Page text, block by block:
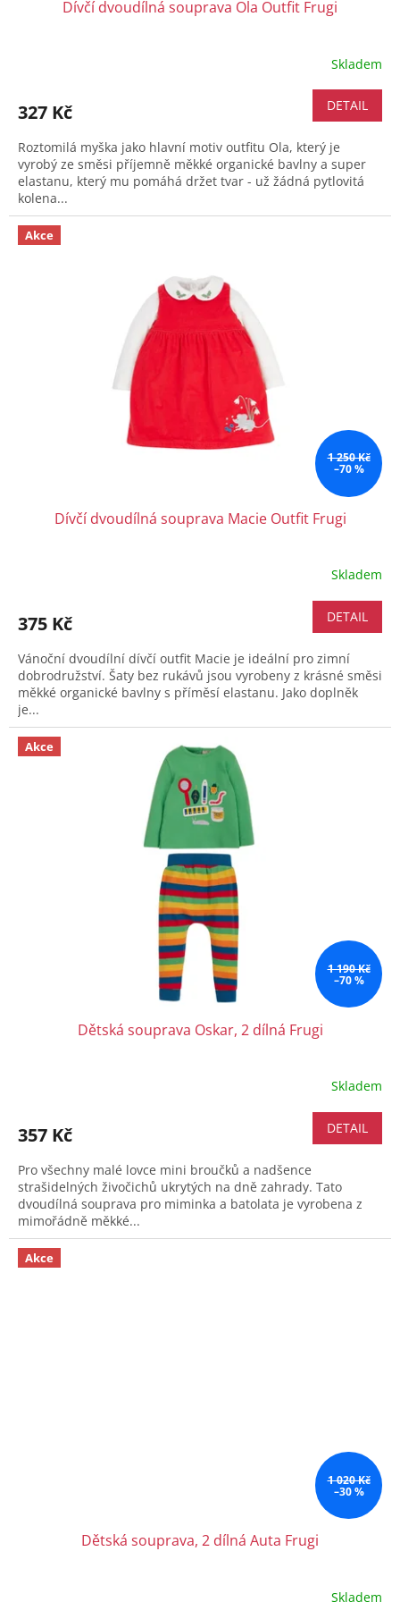
Dívčí dvoudílná souprava Ola Outfit Frugi
Skladem
327 Kč DETAIL
Roztomilá myška jako hlavní motiv outfitu Ola, který je
vyrobý ze směsi příjemně měkké organické bavlny a super
elastanu, který mu pomáhá držet tvar - už žádná pytlovitá
kolena...
Akce
1 250 Kč
–70 %
Dívčí dvoudílná souprava Macie Outfit Frugi
Skladem
375 Kč DETAIL
Vánoční dvoudílní dívčí outfit Macie je ideální pro zimní
dobrodružství. Šaty bez rukávů jsou vyrobeny z krásné směsi
měkké organické bavlny s příměsí elastanu. Jako doplněk
je...
Akce
1 190 Kč
–70 %
Dětská souprava Oskar, 2 dílná Frugi
je
z
5
hvězdiček.
Skladem
357 Kč DETAIL
Pro všechny malé lovce mini broučků a nadšence
strašidelných živočichů ukrytých na dně zahrady. Tato
dvoudílná souprava pro miminka a batolata je vyrobena z
mimořádně měkké...
Akce
1 020 Kč
–30 %
Dětská souprava, 2 dílná Auta Frugi
Skladem